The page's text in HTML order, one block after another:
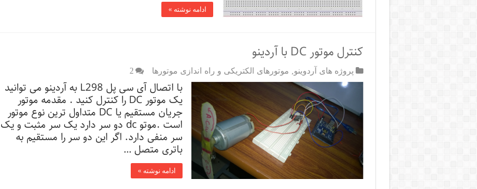
ادامه نوشته »
کنترل موتور DC با آردینو
پروژه های آردوینو موتورهای الکتریکی و راه اندازی موتورها 2
با اتصال آی سی پل L298 به آردینو می توانید
یک موتور DC را کنترل کنید . مقدمه موتور
جریان مستقیم یا DC متداول ترین نوع موتور
است .موتو dc دو سر دارد یک سر مثبت و یک
سر منفی دارد. اگر این دو سر را مستقیم به
باتری متصل …
ادامه نوشته »